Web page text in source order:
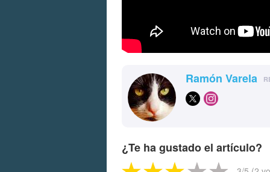
Ramón Varela
¿Te ha gustado el artículo?